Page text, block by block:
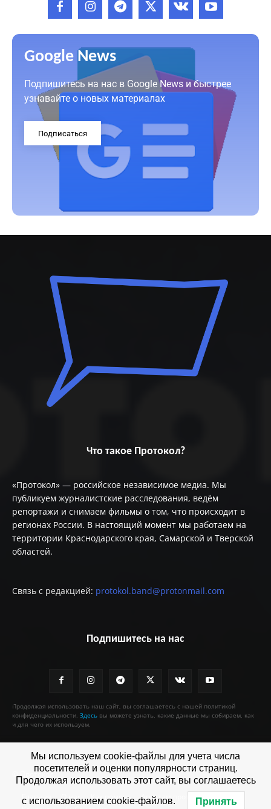
Google News
Подпишитесь на нас в Google News и быстрее
узнавайте о новых материалах
Подписаться
Что такое Протокол?
«Протокол» — российское независимое медиа. Мы
публикуем журналистские расследования, ведём
репортажи и снимаем фильмы о том, что происходит в
регионах России. В настоящий момент мы работаем на
территории Краснодарского края, Самарской и Тверской
областей.
Связь с редакцией: protokol.band@protonmail.com
Подпишитесь на нас
Продолжая использовать наш сайт, вы соглашаетесь с нашей политикой
конфиденциальности. Здесь вы можете узнать, какие данные мы собираем, как
и для чего их используем.
© Протокол
Главная О нас Как помочь
Агентам протокола
Мы используем cookie-файлы для учета числа
посетителей и оценки популярности страниц.
Продолжая использовать этот сайт, вы соглашаетесь
с использованием cookie-файлов. Принять